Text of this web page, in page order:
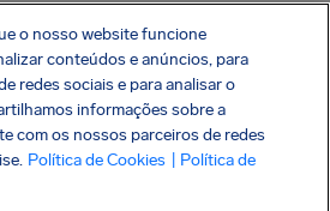
SocialFacebook
SocialTwitter
SocialInstagram
SocialLinkedin
GRÁTIS NOSSO APP
o nosso website funcione
conteúdos e anúncios, para
redes sociais e para analisar o
informações sobre a
com os nossos parceiros de redes
Política de Cookies
| Política de